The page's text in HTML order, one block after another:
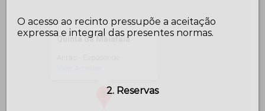
Quinta da Malafaia
O acesso ao recinto pressupõe a aceitação
expressa e integral das presentes normas.
2. Reservas